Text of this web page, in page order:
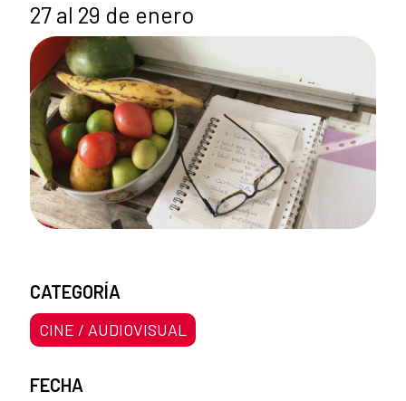
27 al 29 de enero
CATEGORÍA
CINE / AUDIOVISUAL
FECHA